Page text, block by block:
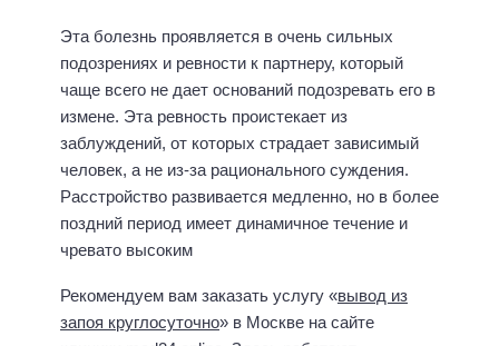
Эта болезнь проявляется в очень сильных
подозрениях и ревности к партнеру, который
чаще всего не дает оснований подозревать его в
измене. Эта ревность проистекает из
заблуждений, от которых страдает зависимый
человек, а не из-за рационального суждения.
Расстройство развивается медленно, но в более
поздний период имеет динамичное течение и
чревато высоким
Рекомендуем вам заказать услугу «вывод из
запоя круглосуточно» в Москве на сайте